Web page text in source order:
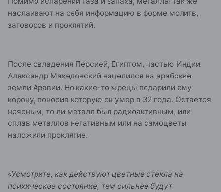
наслаивают на себя информацию в форме молитв,
заговоров и проклятий.
После овладения Персией, Египтом, частью Индии
Александр Македонский нацелился на арабские
земли Аравии. Но какие-то жрецы подарили ему
корону, поносив которую он умер в 32 года. Остается
неясным, то ли металл был радиоактивным, или
сплав металлов негативным или на самоцветы
наложили проклятие.
«Усмотрите, как действуют цветные стекла на
психическое состояние, тем сильнее будут